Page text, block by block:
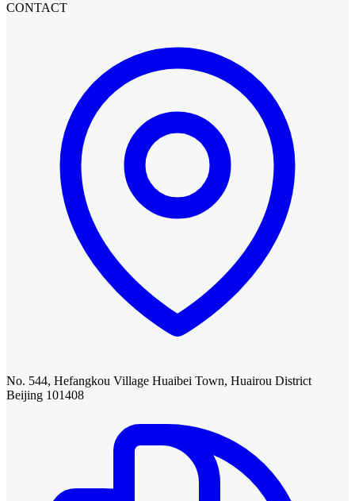
CONTACT
No. 544, Hefangkou Village Huaibei Town, Huairou District
Beijing 101408